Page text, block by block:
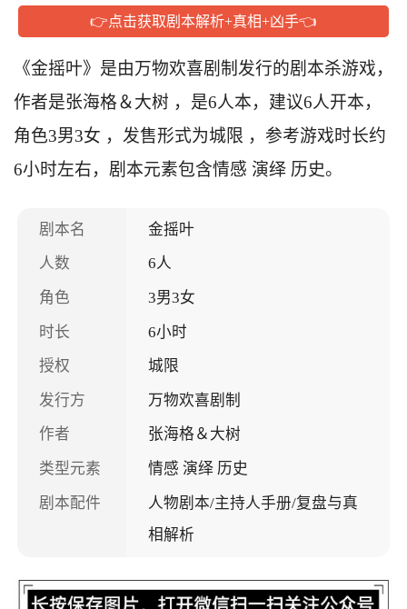
👉点击获取剧本解析+真相+凶手👈
《金摇叶》是由万物欢喜剧制发行的剧本杀游戏，
作者是张海格＆大树 ，是6人本，建议6人开本，
角色3男3女 ，发售形式为城限 ，参考游戏时长约
6小时左右，剧本元素包含情感 演绎 历史。
剧本名
金摇叶
人数
6人
角色
3男3女
时长
6小时
授权
城限
发行方
万物欢喜剧制
作者
张海格＆大树
类型元素
情感 演绎 历史
剧本配件
人物剧本/主持人手册/复盘与真
相解析